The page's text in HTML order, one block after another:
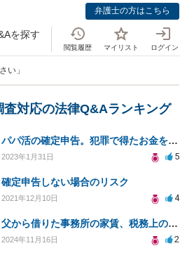
弁護士の方はこちら
を探す
閲覧履歴 マイリスト ログイン
い」
査対応の法律Q&Aランキング
パパ活の確定申告。犯罪で得たお金を渡されていた場合について相談させてください。
2023年1月31日 5
確定申告しない場合のリスク
2021年12月10日 4
父から借りた事務所の家賃、税務上の影響は？
2024年11月16日 2